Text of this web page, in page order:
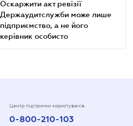
Оскаржити акт ревізії
Держаудитслужби може лише
підприємство, а не його
керівник особисто
Центр підтримки користувачів
0-800-210-103